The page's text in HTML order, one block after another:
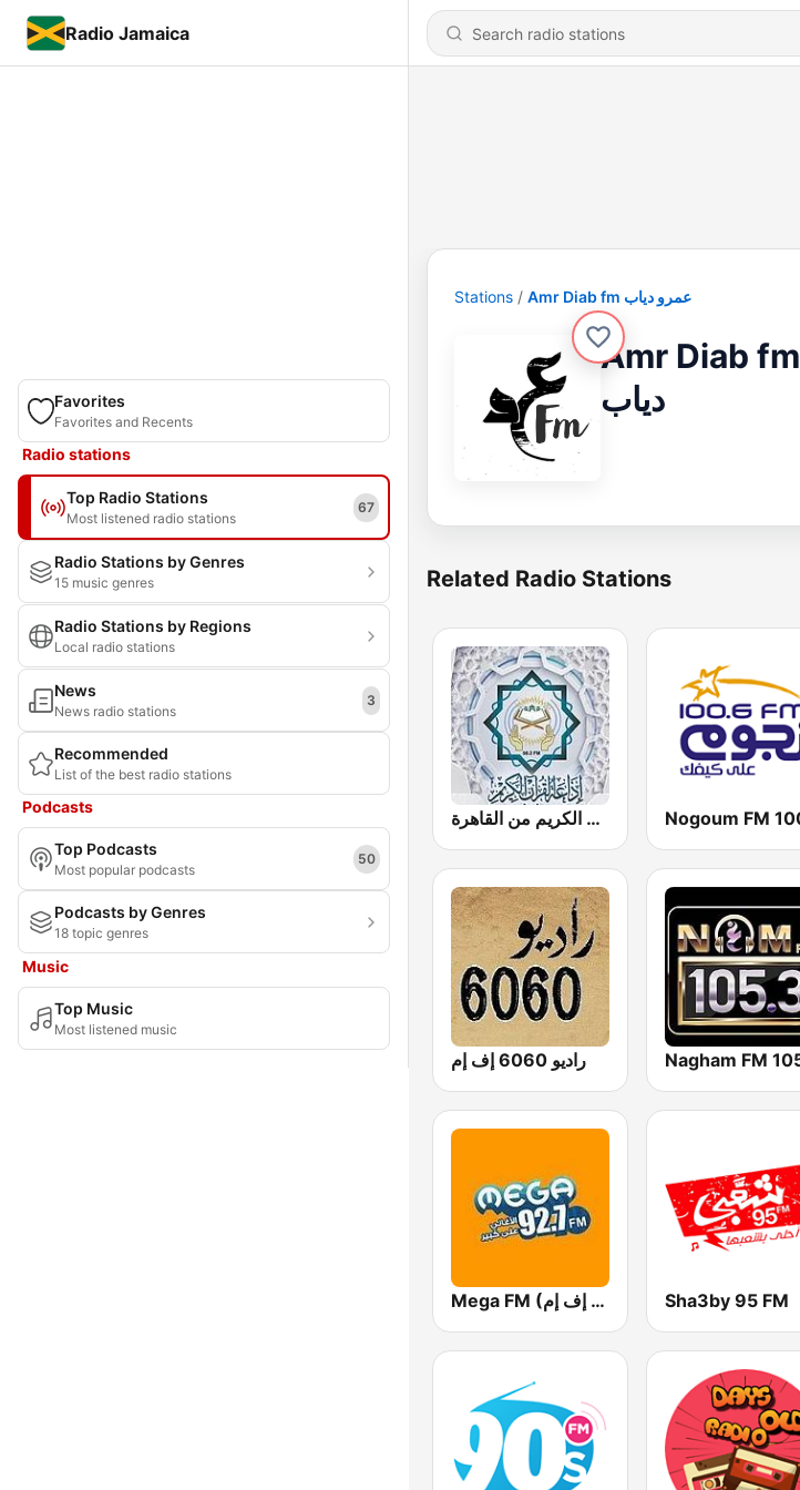
Radio Jamaica
Favorites
Favorites and Recents
Radio stations
Top Radio Stations
Most listened radio stations
67
Radio Stations by Genres
15 music genres
Radio Stations by Regions
Local radio stations
News
News radio stations
3
Recommended
List of the best radio stations
Podcasts
Top Podcasts
Most popular podcasts
50
Podcasts by Genres
18 topic genres
Music
Top Music
Most listened music
Stations Amr Diab fm عمرو دياب
Amr Diab fm عمرو
دياب
Related Radio Stations
إذاعة القرآن الكريم من القاهرة
راديو 6060 إف إم
Mega FM (ميجا إف إم) Sha3by 95 FM